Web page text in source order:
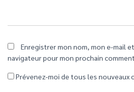
Enregistrer mon nom, mon e-mail
navigateur pour mon prochain
Prévenez-moi de tous les nouveaux